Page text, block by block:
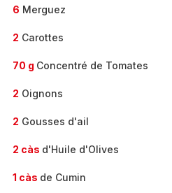
6 Merguez
2 Carottes
70 g Concentré de Tomates
2 Oignons
2 Gousses d'ail
2 càs d'Huile d'Olives
1 càs de Cumin